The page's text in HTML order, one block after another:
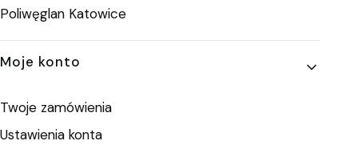
Poliwęglan Katowice
Moje konto
Twoje zamówienia
Ustawienia konta